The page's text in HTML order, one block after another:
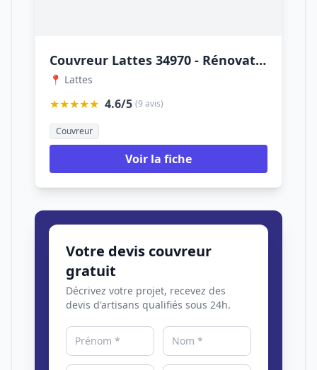
Couvreur Lattes 34970 - Rénovation toiture Lattes - fuite toiture 34 - Nettoyage toiture - Réparation fuite toiture
📍 Lattes
★★★★★ 4.6/5 (9 avis)
Couvreur
Voir la fiche
Votre devis couvreur
gratuit
Décrivez votre projet, recevez des
devis d'artisans qualifiés sous 24h.